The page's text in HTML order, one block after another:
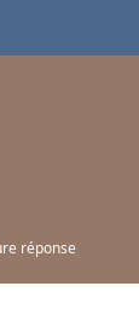
réponse